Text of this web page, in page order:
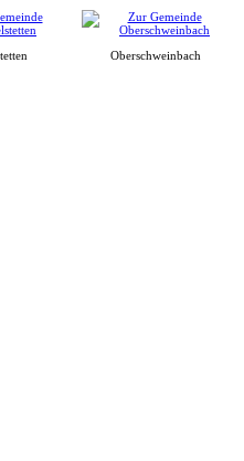
Oberschweinbach